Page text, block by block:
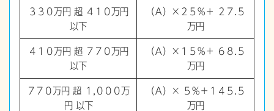
３３０万円 超 ４１０万円
以下
（Ａ）×２５％＋ ２７.５
万円
４１０万円 超 ７７０万円
以下
（Ａ）×１５％＋ ６８.５
万円
７７０万円 超 １,０００万
円 以下
（Ａ）× ５％＋１４５.５
万円